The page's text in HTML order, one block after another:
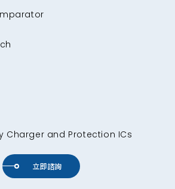
Charger and Protection ICs
立即諮詢